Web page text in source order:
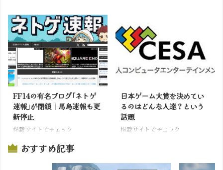
FF14の有名ブログ｢ネトゲ
速報｣が閉鎖｜馬鳥速報も更
新停止
掲載サイトでチェック
日本ゲーム大賞を決めてい
るのはどんな人達？という
話題
掲載サイトでチェック
おすすめ記事